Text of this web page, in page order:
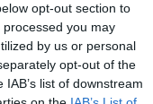
opt-out section to
you may
by us or personal
opt-out of the
list of downstream